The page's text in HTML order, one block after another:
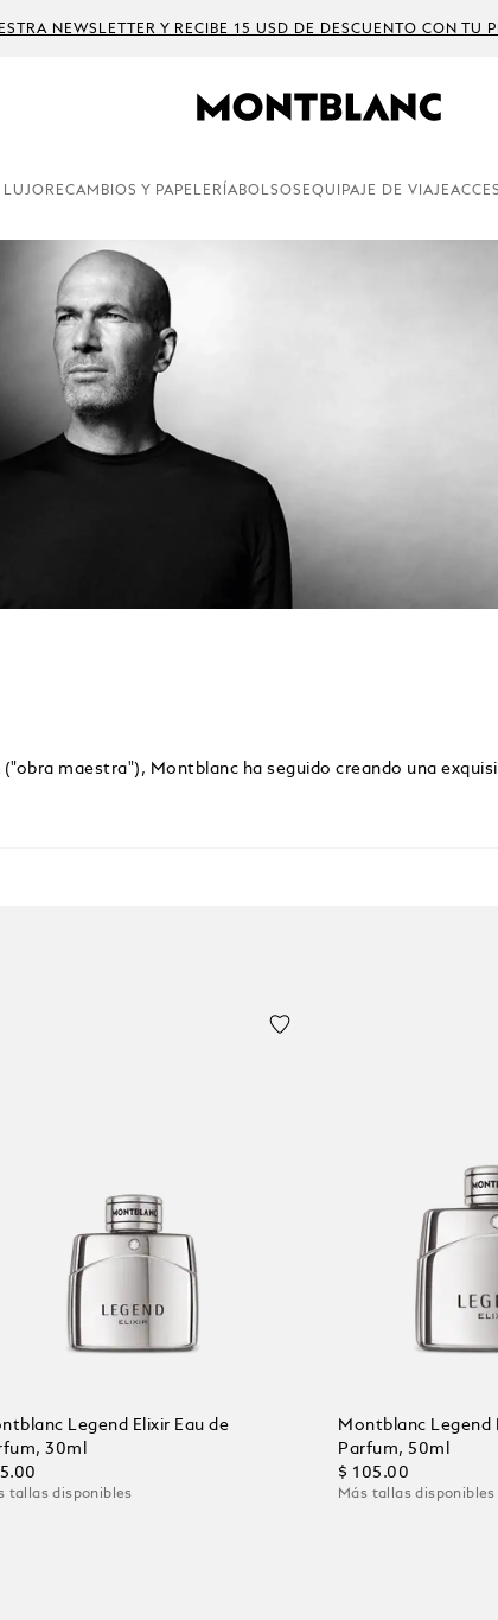
NEWSLETTER Y RECIBE 15 USD DE DESCUENTO CON TU
LUJO RECAMBIOS Y PAPELERÍABOLSOS EQUIPAJE DE VIAJE
maestra"), Montblanc ha seguido creando una
Legend Elixir Eau de
30ml
tallas disponibles
Montblanc Legend
Parfum, 50ml
$ 105.00
Más tallas disponibles